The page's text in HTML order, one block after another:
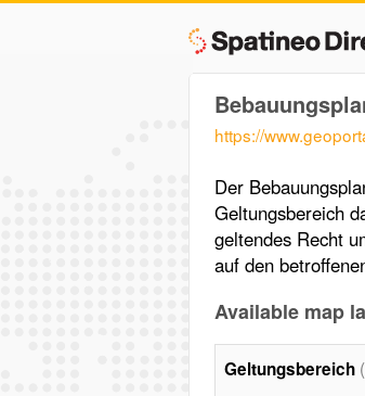
https://
Der
Geltungsbereich
geltendes Recht
auf den
Available map
Geltungsbereich